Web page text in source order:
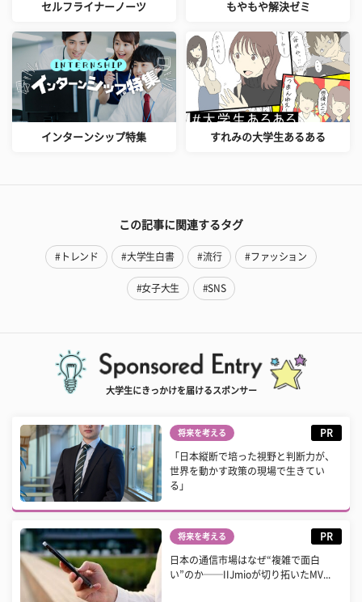
セルフライナーノーツ もやもや解決ゼミ
インターンシップ特集 すれみの大学生あるある
この記事に関連するタグ
#トレンド #大学生白書 #流行 #ファッション
#女子大生 #SNS
大学生にきっかけを届けるスポンサー
将来を考える PR
「日本縦断で培った視野と判断力が、
世界を動かす政策の現場で生きてい
る」
将来を考える PR
日本の通信市場はなぜ“複雑で面白
い”のか──IIJmioが切り拓いたMV...